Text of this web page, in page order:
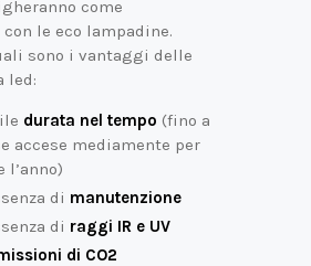
come
le eco lampadine.
sono i vantaggi delle
led:
durata nel tempo (fino a
accese mediamente per
l’anno)
di manutenzione
di raggi IR e UV
di CO2